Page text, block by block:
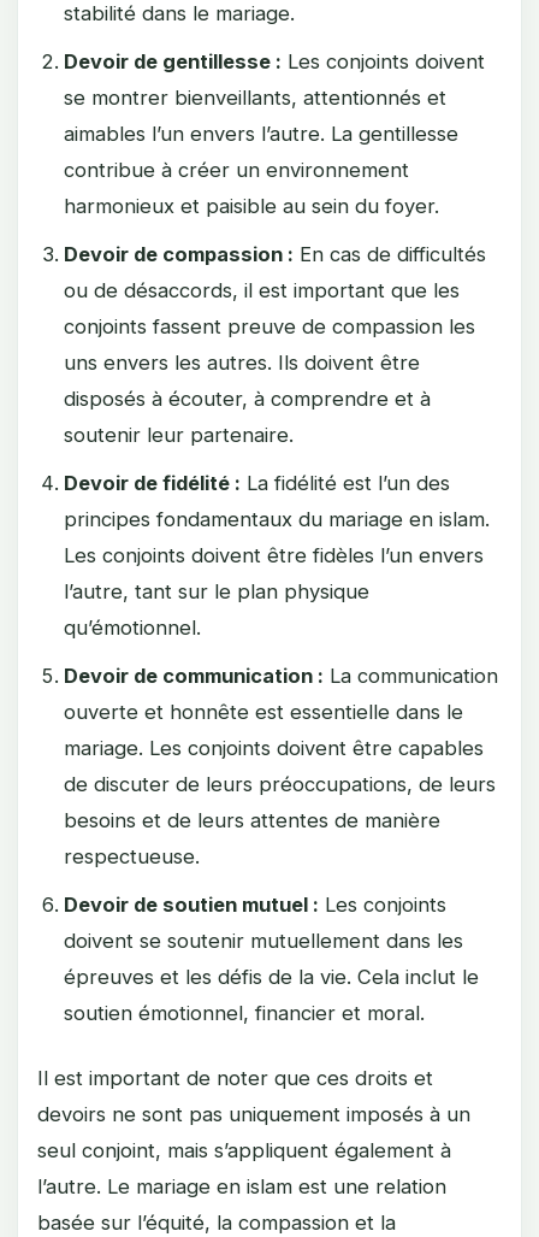
stabilité dans le mariage.
Devoir de gentillesse : Les conjoints doivent
se montrer bienveillants, attentionnés et
aimables l’un envers l’autre. La gentillesse
contribue à créer un environnement
harmonieux et paisible au sein du foyer.
Devoir de compassion : En cas de difficultés
ou de désaccords, il est important que les
conjoints fassent preuve de compassion les
uns envers les autres. Ils doivent être
disposés à écouter, à comprendre et à
soutenir leur partenaire.
Devoir de fidélité : La fidélité est l’un des
principes fondamentaux du mariage en islam.
Les conjoints doivent être fidèles l’un envers
l’autre, tant sur le plan physique
qu’émotionnel.
Devoir de communication : La communication
ouverte et honnête est essentielle dans le
mariage. Les conjoints doivent être capables
de discuter de leurs préoccupations, de leurs
besoins et de leurs attentes de manière
respectueuse.
Devoir de soutien mutuel : Les conjoints
doivent se soutenir mutuellement dans les
épreuves et les défis de la vie. Cela inclut le
soutien émotionnel, financier et moral.
Il est important de noter que ces droits et
devoirs ne sont pas uniquement imposés à un
seul conjoint, mais s’appliquent également à
l’autre. Le mariage en islam est une relation
basée sur l’équité, la compassion et la